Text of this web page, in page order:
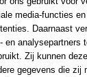
media-functies
Daarnaast
en analysepartners
Zij kunnen
gegevens die zij